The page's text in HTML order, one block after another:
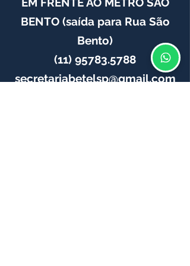
BENTO (saída para Rua São
Bento)
(11) 95783.5788
secretariabetelsp@gmail.com